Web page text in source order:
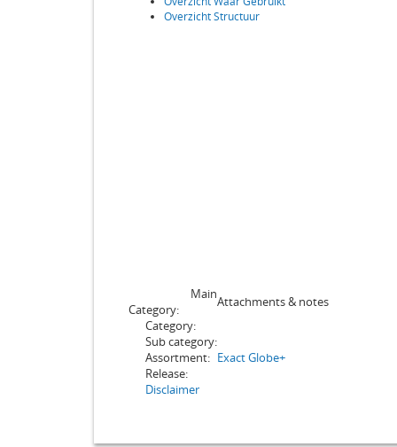
Overzicht Structuur
Main
Category:
Attachments & notes
Category:
Sub category:
Assortment: Exact Globe+
Release:
Disclaimer